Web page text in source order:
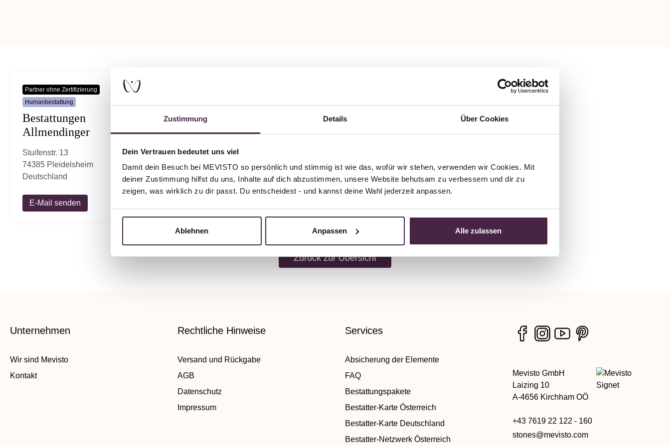
Zustimmung Details Über Cookies
Dein Vertrauen bedeutet uns viel
Damit dein Besuch bei MEVISTO so persönlich und stimmig ist wie das, wofür wir stehen, verwenden wir Cookies. Mit
deiner Zustimmung hilfst du uns, Inhalte auf dich abzustimmen, unsere Website behutsam zu verbessern und dir zu
zeigen, was wirklich zu dir passt. Du entscheidest - und kannst deine Wahl jederzeit anpassen.
Ablehnen Anpassen Alle zulassen
Partner ohne Zertifizierung
Humanbestattung
Bestattungen
Allmendinger
Stuifenstr. 13
74385 Pleidelsheim
Deutschland
E-Mail senden
Zurück zur Übersicht
Unternehmen
Wir sind Mevisto
Kontakt
Rechtliche Hinweise
Versand und Rückgabe
AGB
Datenschutz
Impressum
Services
Absicherung der Elemente
FAQ
Bestattungspakete
Bestatter-Karte Österreich
Bestatter-Karte Deutschland
Bestatter-Netzwerk Österreich
Mevisto GmbH
Laizing 10
A-4656 Kirchham OÖ
+43 7619 22 122 - 160
stones@mevisto.com